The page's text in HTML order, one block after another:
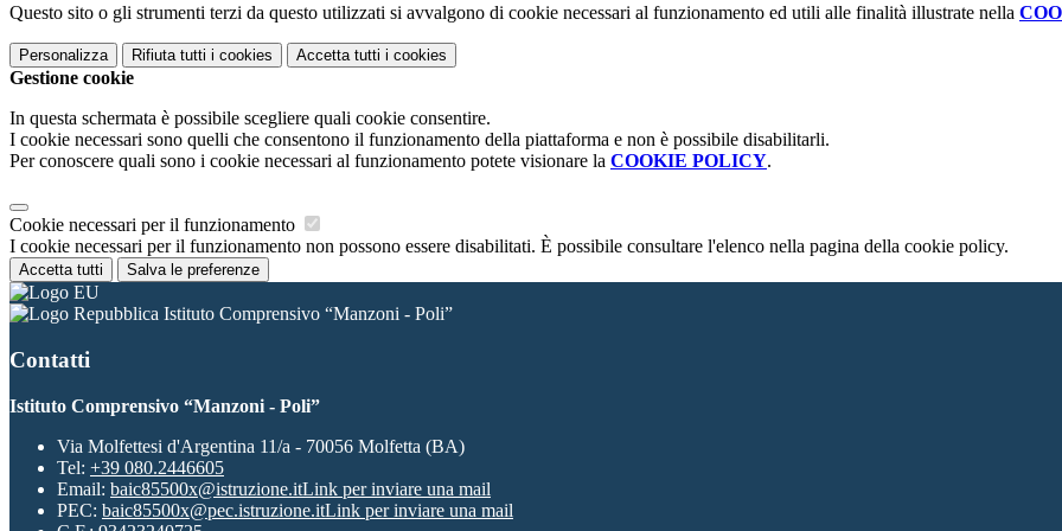
Questo sito o gli strumenti terzi da questo utilizzati si avvalgono di cookie necessari al funzionamento ed utili alle finalità illustrate nella
Personalizza Rifiuta tutti i cookies Accetta tutti i cookies
Gestione cookie
In questa schermata è possibile scegliere quali cookie consentire.
I cookie necessari sono quelli che consentono il funzionamento della piattaforma e non è possibile disabilitarli.
Per conoscere quali sono i cookie necessari al funzionamento potete visionare la COOKIE POLICY.
Cookie necessari per il funzionamento
I cookie necessari per il funzionamento non possono essere disabilitati. È possibile consultare l'elenco nella pagina della cookie policy.
Accetta tutti Salva le preferenze
Istituto Comprensivo “Manzoni - Poli”
Contatti
Istituto Comprensivo “Manzoni - Poli”
Via Molfettesi d'Argentina 11/a - 70056 Molfetta (BA)
Tel: +39 080.2446605
Email: baic85500x@istruzione.itLink per inviare una mail
PEC: baic85500x@pec.istruzione.itLink per inviare una mail